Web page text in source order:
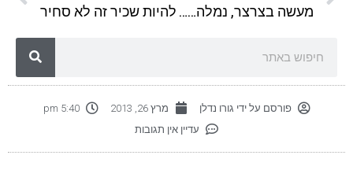
מעשה בצרצר, נמלה….ופנסיה להיות שכיר זה לא סחיר
פורסם על ידי גורו נדלן מרץ 26, 2013
5:40 pm
עדיין אין תגובות